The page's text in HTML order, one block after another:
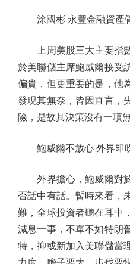
涂國彬 永豐金融資產
上周美股三大主要指數
於美聯儲主席鮑威爾接受
偏貴，但更重要的是，他
發現其無奈，皆因直言，
險，是故其決策沒有一項
鮑威爾不放心 外界即
外界擔心，鮑威爾對於
否話中有話。暫時來看，
難，全球投資者聽在耳中
減息一事，不單不如特朗
特，抑或新加入美聯儲當